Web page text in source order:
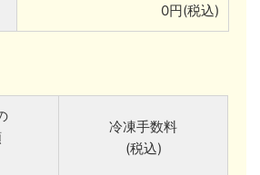
0円(税込)
冷凍手数料
(税込)